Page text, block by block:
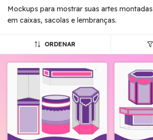
Mockups para mostrar suas artes montadas
em caixas, sacolas e lembranças.
ORDENAR